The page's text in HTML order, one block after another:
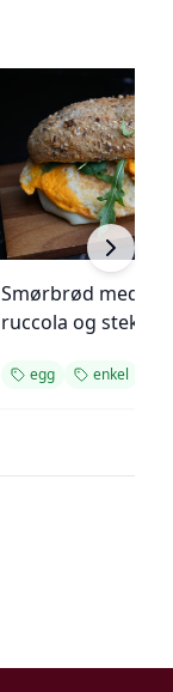
Smørbrød med
ruccola og stekt
egg enkel